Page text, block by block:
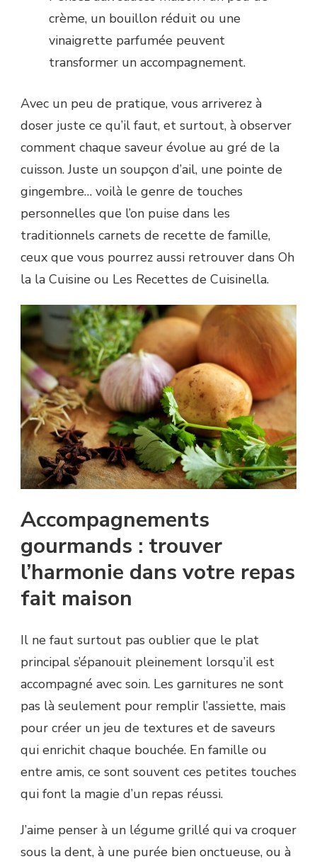
crème, un bouillon réduit ou une
vinaigrette parfumée peuvent
transformer un accompagnement.
Avec un peu de pratique, vous arriverez à
doser juste ce qu’il faut, et surtout, à observer
comment chaque saveur évolue au gré de la
cuisson. Juste un soupçon d’ail, une pointe de
gingembre… voilà le genre de touches
personnelles que l’on puise dans les
traditionnels carnets de recette de famille,
ceux que vous pourrez aussi retrouver dans Oh
la la Cuisine ou Les Recettes de Cuisinella.
Accompagnements
gourmands : trouver
l’harmonie dans votre repas
fait maison
Il ne faut surtout pas oublier que le plat
principal s’épanouit pleinement lorsqu’il est
accompagné avec soin. Les garnitures ne sont
pas là seulement pour remplir l’assiette, mais
pour créer un jeu de textures et de saveurs
qui enrichit chaque bouchée. En famille ou
entre amis, ce sont souvent ces petites touches
qui font la magie d’un repas réussi.
J’aime penser à un légume grillé qui va croquer
sous la dent, à une purée bien onctueuse, ou à